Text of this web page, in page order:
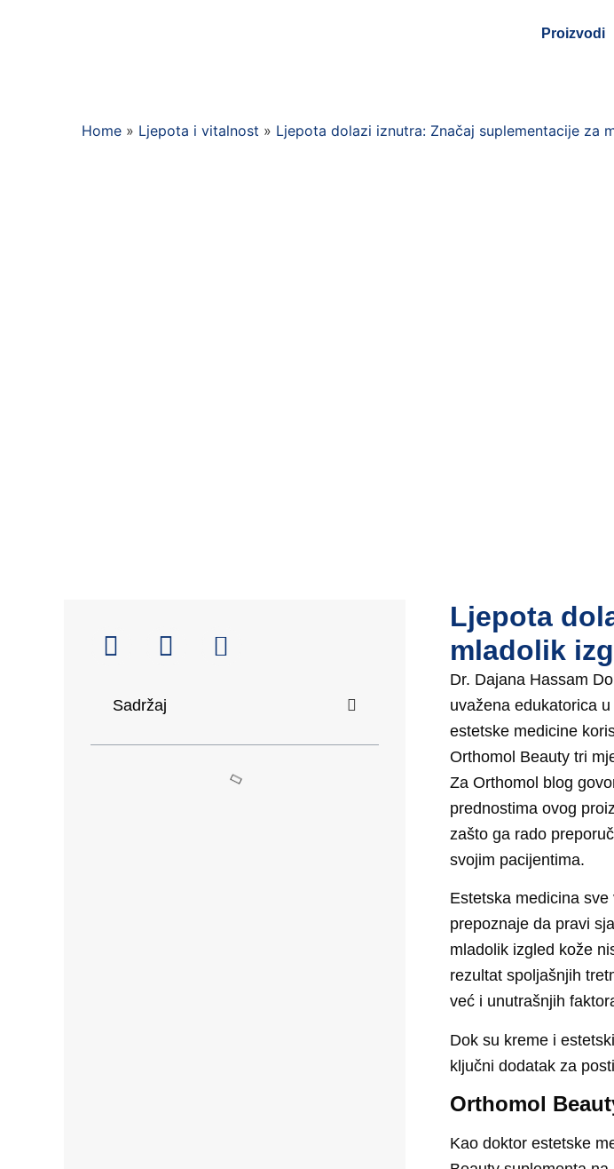
Proizvodi
Home » Ljepota i vitalnost » Ljepota dolazi iznutra: Značaj suplementacije za
Sadržaj
Ljepota
mladolik
Dr. Dajana Hassam
uvažena edukatorica u
estetske medicine
Orthomol Beauty tri
Za Orthomol blog
prednostima ovog
zašto ga rado
svojim pacijentima.
Estetska medicina sve
prepoznaje da pravi
mladolik izgled kože
rezultat spoljašnjih
već i unutrašnjih
Dok su kreme i
ključni dodatak za
Orthomol
Kao doktor estetske